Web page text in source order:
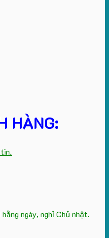
HÀNG:
ngày, nghỉ Chủ nhật.